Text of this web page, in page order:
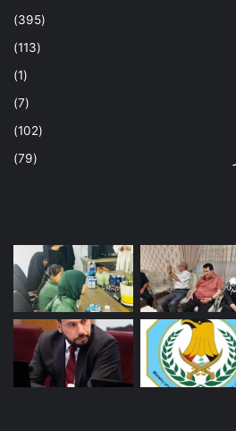
(395)
(113)
(1)
(7)
(102)
(79)